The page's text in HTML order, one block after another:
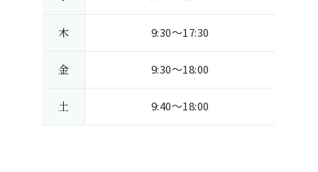
木
金
土
9:30～17:30
9:30～18:00
9:40～18:00